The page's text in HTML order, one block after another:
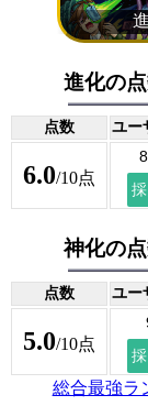
進化の
点数 ユー
6.0/10点
神化の
点数 ユー
5.0/10点
総合最強ラ